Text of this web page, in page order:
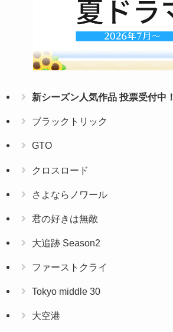
新シーズン人気作品 投票受付中！
ブラックトリック
GTO
クロスロード
さよならノワール
君の好きは無敵
大追跡 Season2
ファーストクライ
Tokyo middle 30
大空港